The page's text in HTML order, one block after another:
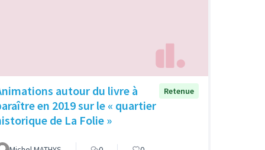
autour du livre à
en 2019 sur le « quartier
de La Folie »
Retenue